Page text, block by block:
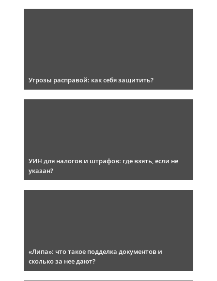
Угрозы расправой: как себя защитить?
УИН для налогов и штрафов: где взять, если не
указан?
«Липа»: что такое подделка документов и
сколько за нее дают?